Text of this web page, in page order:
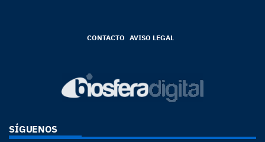
CONTACTO AVISO LEGAL
SÍGUENOS